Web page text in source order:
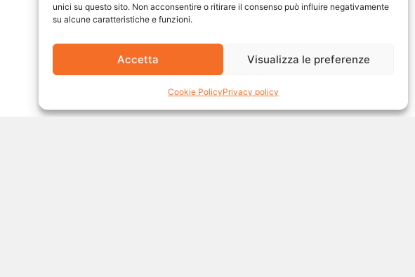
unici su questo sito. Non acconsentire o ritirare il consenso può influire negativamente
su alcune caratteristiche e funzioni.
Accetta Visualizza le preferenze
Cookie PolicyPrivacy policy